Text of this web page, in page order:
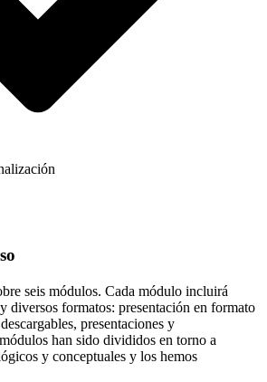
seis módulos. Cada módulo incluirá
diversos formatos: presentación en formato
presentaciones y
han sido divididos en torno a
y conceptuales y los hemos